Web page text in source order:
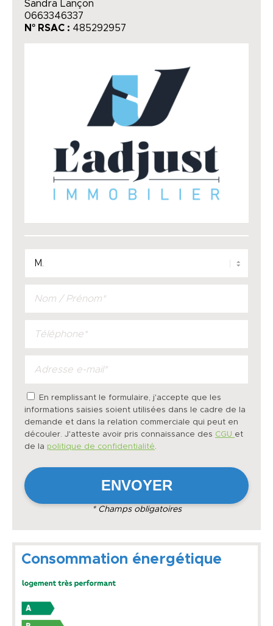
Sandra Lançon
0663346337
N° RSAC : 485292957
En remplissant le formulaire, j'accepte que les
informations saisies soient utilisées dans le cadre de la
demande et dans la relation commerciale qui peut en
découler. J'atteste avoir pris connaissance des CGU et
de la politique de confidentialité.
* Champs obligatoires
Consommation énergétique